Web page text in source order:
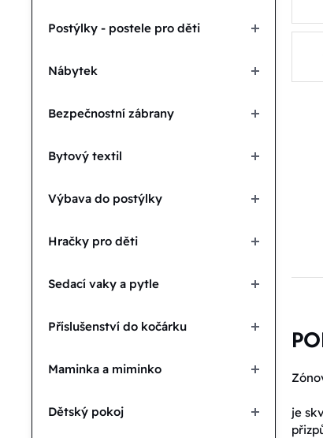
Postýlky - postele pro děti
Nábytek
Bezpečnostní zábrany
Bytový textil
Výbava do postýlky
Hračky pro děti
Sedací vaky a pytle
Příslušenství do kočárku
Maminka a miminko
Dětský pokoj
je